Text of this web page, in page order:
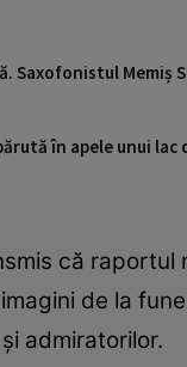
Saxofonistul
în apele unui
că
de la
admiratorilor.